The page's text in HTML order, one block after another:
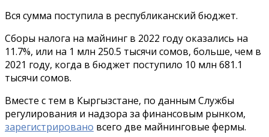
Вся сумма поступила в республиканский бюджет.
Сборы налога на майнинг в 2022 году оказались на
11.7%, или на 1 млн 250.5 тысячи сомов, больше, чем в
2021 году, когда в бюджет поступило 10 млн 681.1
тысячи сомов.
Вместе с тем в Кыргызстане, по данным Службы
регулирования и надзора за финансовым рынком,
зарегистрировано всего две майнинговые фермы.